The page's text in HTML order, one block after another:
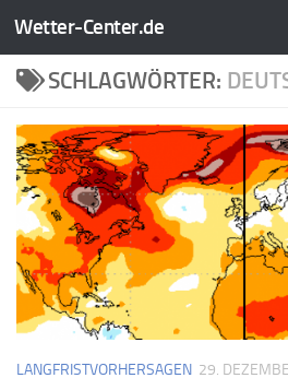
Zum Inhalt springen
Wetter-Center.de
SCHLAGWÖRTER:
LANGFRISTVORHERSAGEN 29.